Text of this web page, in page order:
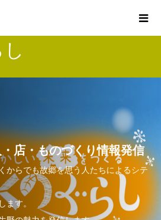
店・ものづくり情報発信
からでも故郷を思う人たちによるシテ
ます。